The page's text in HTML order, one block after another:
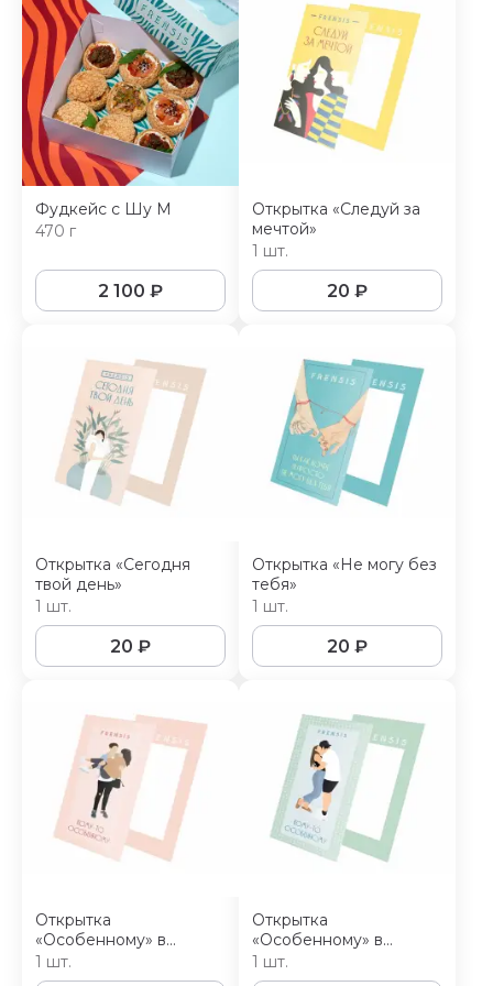
Фудкейс с Шу М
470 г
2 100 ₽
Открытка «Следуй за
мечтой»
1 шт.
20 ₽
Открытка «Сегодня
твой день»
1 шт.
20 ₽
Открытка «Не могу без
тебя»
1 шт.
20 ₽
Открытка
«Особенному» в
розовом цвете
1 шт.
Открытка
«Особенному» в
мятном цвете
1 шт.